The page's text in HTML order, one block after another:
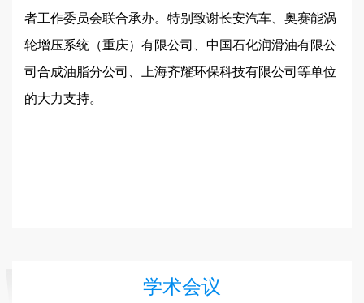
者工作委员会联合承办。特别致谢长安汽车、奥赛能涡
轮增压系统（重庆）有限公司、中国石化润滑油有限公
司合成油脂分公司、上海齐耀环保科技有限公司等单位
的大力支持。
学术会议